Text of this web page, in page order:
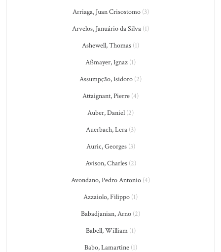
Arriaga, Juan Crisostomo(3)
Arvelos, Januário da Silva (1)
Ashewell, Thomas (1)
Aßmayer, Ignaz (1)
Assumpção, Isidoro (2)
Attaignant, Pierre (4)
Auber, Daniel (2)
Auerbach, Lera(3)
Auric, Georges(3)
Avison, Charles(2)
Avondano, Pedro Antonio (4)
Azzaiolo, Filippo (1)
Babadjanian, Arno (2)
Babell, William(1)
Babo, Lamartine(1)